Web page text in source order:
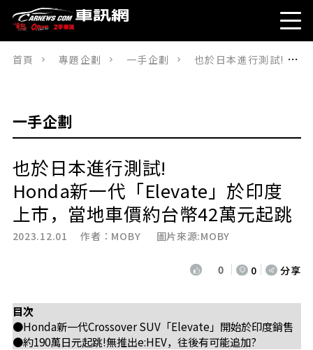
首頁 專題企劃 一手企劃 也於日本進行測試! Honda新一代「Elevate」於印度上市，當地車價約台幣42萬元起跳
一手企劃
也於日本進行測試!
Honda新一代「Elevate」於印度
上市，當地車價約台幣42萬元起跳
2023.12.01 作者： MOBY 圖片來源:MOBY
0 0 分享
目次
●Honda新一代Crossover SUV「Elevate」開始於印度銷售
●約190萬日元起跳!無推出e:HEV，往後有可能追加?